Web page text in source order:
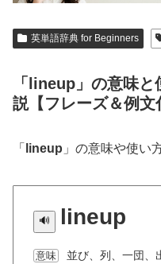
英単語辞典 for Beginners
「lineup」の意味
説【フレーズ＆例文
「 lineup 」の意味や使い
lineup
意味 並び、列、一団、